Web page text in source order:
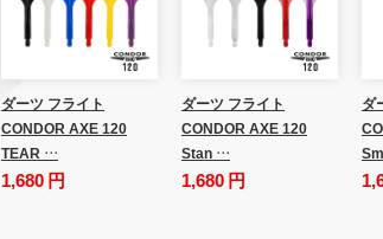
ダーツ フライト
CONDOR AXE 120
TEAR …
1,680 円
ダーツ フライト
CONDOR AXE 120
Stan …
1,680 円
ダ